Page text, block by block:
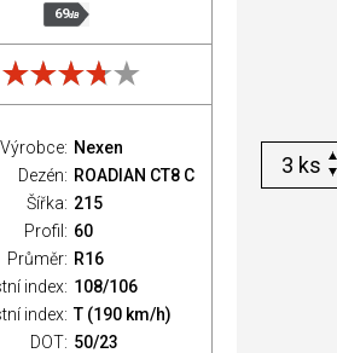
69dB
Výrobce: Nexen
Dezén: ROADIAN CT8 C
Šířka: 215
Profil: 60
Průměr: R16
index: 108/106
index: T (190 km/h)
DOT: 50/23
ks